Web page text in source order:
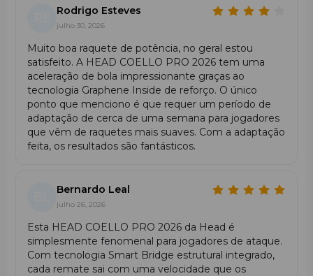
Peso:375 g (pesada)
Balance:272 mm (médio, ligeiramente head-
Superfície:Carbon Hybrid (carbono + fibra de
vidro)
Armação: 100% Carbono
Núcleo:Power Foam
Tecnologias:Auxetic 2.0, Extreme Spin, Optimized
Sweet Spot, Power Stabilizer, Soft Cap+, Anti Shock
Skin Padel
Estilo de jogo: ofensivo, potência
Rodrigo Esteves
julho 30, 2026
Muito boa raquete de potência, no geral estou
satisfeito. A HEAD COELLO PRO 2026 tem uma
aceleração de bola impressionante graças ao
tecnologia Graphene Inside de reforço. O único
ponto que menciono é que requer um período de
adaptação de cerca de uma semana para jogadores
que vêm de raquetes mais suaves. Com a adaptação
feita, os resultados são fantásticos.
Bernardo Leal
julho 26, 2026
Esta HEAD COELLO PRO 2026 da Head é
simplesmente fenomenal para jogadores de ataque.
Com tecnologia Smart Bridge estrutural integrado,
cada remate sai com uma velocidade que os